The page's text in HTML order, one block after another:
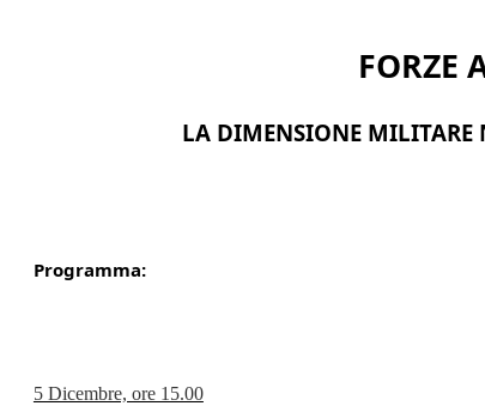
FORZE
LA DIMENSIONE MILITARE
Programma:
5 Dicembre, ore 15.00